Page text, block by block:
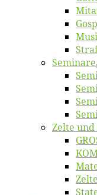
Se­mi­na­re
Zel­te